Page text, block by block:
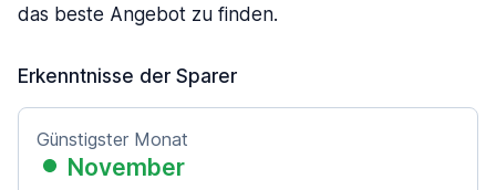
das beste Angebot zu finden.
Erkenntnisse der Sparer
Günstigster Monat
November